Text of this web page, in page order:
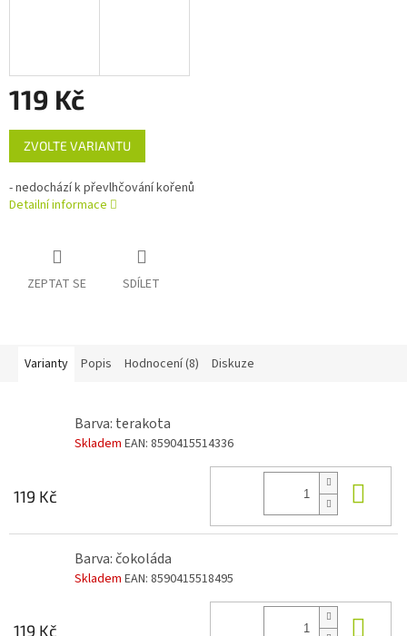
119 Kč
Měrná
cena:
ZVOLTE VARIANTU
- nedochází k převlhčování kořenů
Detailní informace
ZEPTAT SE SDÍLET
Varianty Popis Hodnocení (8) Diskuze
Barva: terakota
Skladem EAN: 8590415514336
119 Kč
Barva: čokoláda
Skladem EAN: 8590415518495
119 Kč